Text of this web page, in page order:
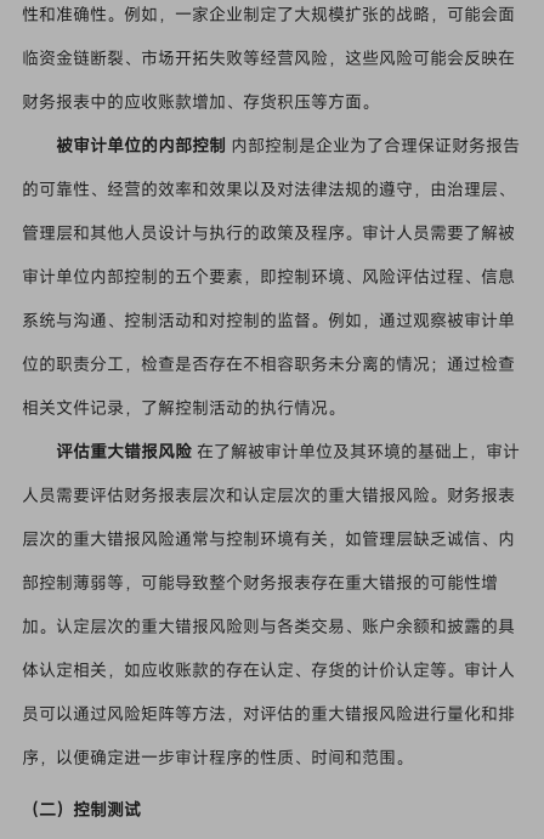
性和准确性。例如，一家企业制定了大规模扩张的战略，可能会面
临资金链断裂、市场开拓失败等经营风险，这些风险可能会反映在
财务报表中的应收账款增加、存货积压等方面。
被审计单位的内部控制 内部控制是企业为了合理保证财务报告
的可靠性、经营的效率和效果以及对法律法规的遵守，由治理层、
管理层和其他人员设计与执行的政策及程序。审计人员需要了解被
审计单位内部控制的五个要素，即控制环境、风险评估过程、信息
系统与沟通、控制活动和对控制的监督。例如，通过观察被审计单
位的职责分工，检查是否存在不相容职务未分离的情况；通过检查
相关文件记录，了解控制活动的执行情况。
评估重大错报风险在了解被审计单位及其环境的基础上，审计
人员需要评估财务报表层次和认定层次的重大错报风险。财务报表
层次的重大错报风险通常与控制环境有关，如管理层缺乏诚信、内
部控制薄弱等，可能导致整个财务报表存在重大错报的可能性增
加。认定层次的重大错报风险则与各类交易、账户余额和披露的具
体认定相关，如应收账款的存在认定、存货的计价认定等。审计人
员可以通过风险矩阵等方法，对评估的重大错报风险进行量化和排
序，以便确定进一步审计程序的性质、时间和范围。
（二）控制测试